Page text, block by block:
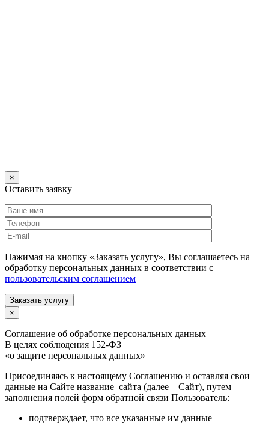
×
Оставить заявку
Нажимая на кнопку «Заказать услугу», Вы соглашаетесь на
обработку персональных данных в соответствии с
пользовательским соглашением
Заказать услугу
×
Соглашение об обработке персональных данных
В целях соблюдения 152-ФЗ
«о защите персональных данных»
Присоединяясь к настоящему Соглашению и оставляя свои
данные на Сайте название_сайта (далее – Сайт), путем
заполнения полей форм обратной связи Пользователь:
подтверждает, что все указанные им данные